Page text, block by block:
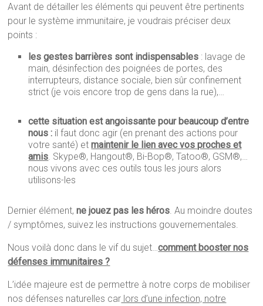
Avant de détailler les éléments qui peuvent être pertinents
pour le système immunitaire, je voudrais préciser deux
points :
les gestes barrières sont indispensables : lavage de
main, désinfection des poignées de portes, des
interrupteurs, distance sociale, bien sûr confinement
strict (je vois encore trop de gens dans la rue),…
cette situation est angoissante pour beaucoup d’entre
nous : il faut donc agir (en prenant des actions pour
votre santé) etmaintenir le lien avec vos proches et
amis. Skype®, Hangout®, Bi-Bop®, Tatoo®, GSM®,…
nous vivons avec ces outils tous les jours alors
utilisons-les
Dernier élément,ne jouez pas les héros. Au moindre doutes
/ symptômes, suivez les instructions gouvernementales.
Nous voilà donc dans le vif du sujet…comment booster nos
défenses immunitaires ?
L’idée majeure est de permettre à notre corps de mobiliser
nos défenses naturelles car lors d’une infection, notre